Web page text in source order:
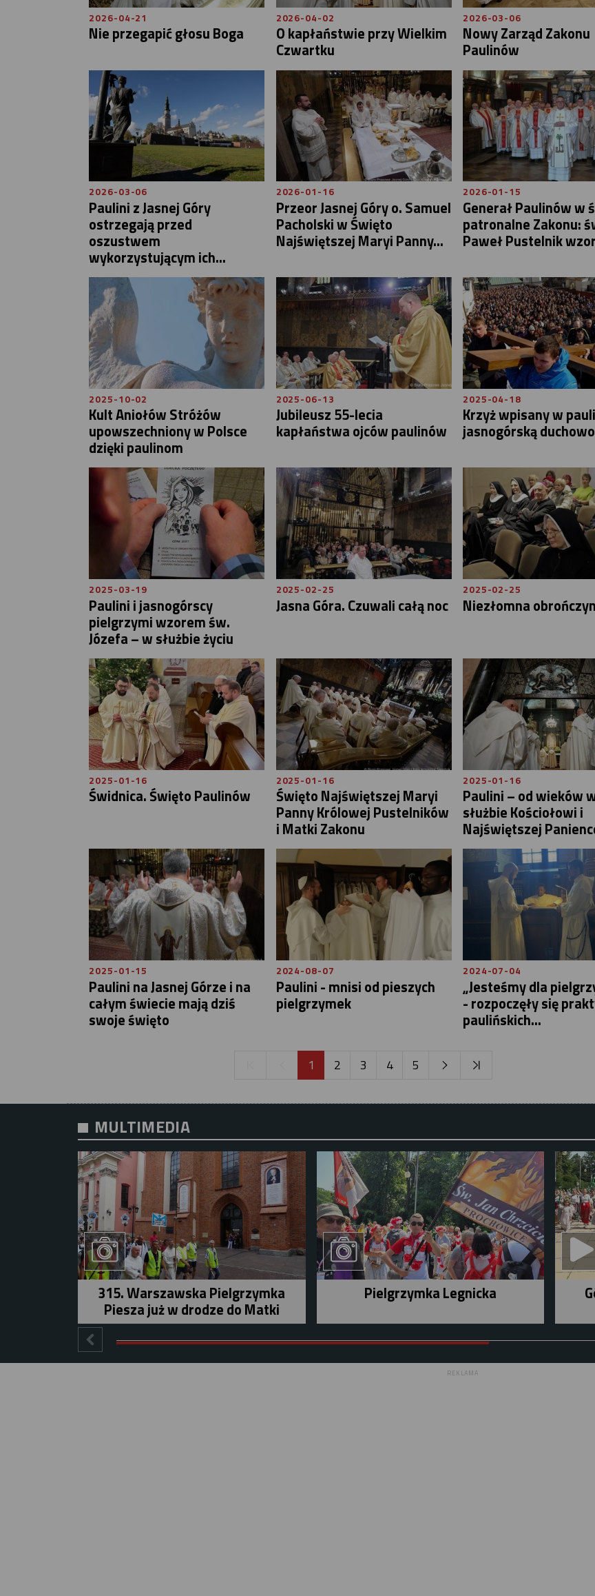
2026-04-21
Nie przegapić głosu Boga
2026-04-02
O kapłaństwie przy Wielkim
Czwartku
2026-03-06
Nowy Zarząd Zakonu
Paulinów
2026-03-06
Paulini z Jasnej Góry
ostrzegają przed
oszustwem
wykorzystującym ich...
2026-01-16
Przeor Jasnej Góry o. Samuel
Pacholski w Święto
Najświętszej Maryi Panny...
2026-01-15
Generał Paulinów w
patronalne Zakonu:
Paweł Pustelnik
2025-10-02
Kult Aniołów Stróżów
upowszechniony w Polsce
dzięki paulinom
2025-06-13
Jubileusz 55-lecia
kapłaństwa ojców paulinów
2025-04-18
Krzyż wpisany w
jasnogórską
2025-03-19
Paulini i jasnogórscy
pielgrzymi wzorem św.
Józefa – w służbie życiu
2025-02-25
Jasna Góra. Czuwali całą noc
2025-02-25
Niezłomna
2025-01-16
Świdnica. Święto Paulinów
2025-01-16
Święto Najświętszej Maryi
Panny Królowej Pustelników
i Matki Zakonu
2025-01-16
Paulini – od wieków
służbie Kościołowi i
Najświętszej
2025-01-15
Paulini na Jasnej Górze i na
całym świecie mają dziś
swoje święto
2024-08-07
Paulini - mnisi od pieszych
pielgrzymek
2024-07-04
„Jesteśmy dla
- rozpoczęły się
paulińskich...
1 2 3 4 5
MULTIMEDIA
315. Warszawska Pielgrzymka
Piesza już w drodze do Matki
Pielgrzymka Legnicka
REKLAMA